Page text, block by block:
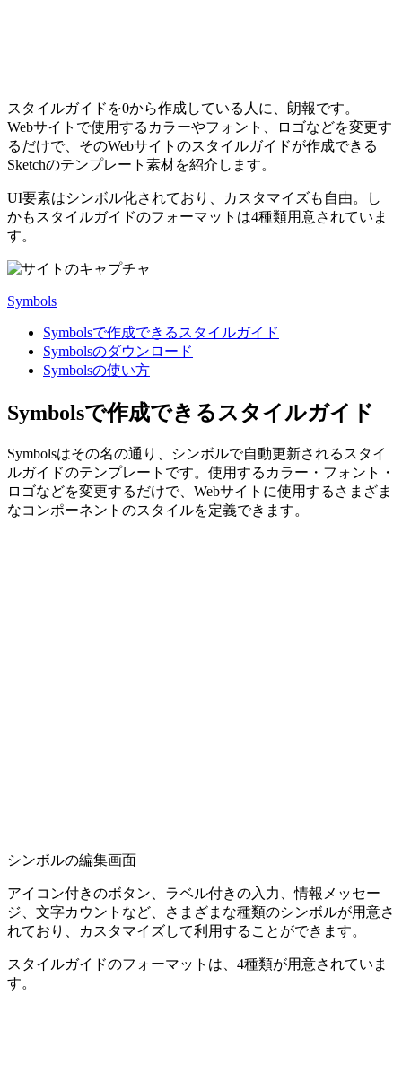
スタイルガイドを0から作成している人に、朗報です。
Webサイトで使用するカラーやフォント、ロゴなどを変更す
るだけで、そのWebサイトのスタイルガイドが作成できる
Sketchのテンプレート素材を紹介します。
UI要素はシンボル化されており、カスタマイズも自由。し
かもスタイルガイドのフォーマットは4種類用意されていま
す。
Symbols
Symbolsで作成できるスタイルガイド
Symbolsのダウンロード
Symbolsの使い方
Symbolsで作成できるスタイルガイド
Symbolsはその名の通り、シンボルで自動更新されるスタイ
ルガイドのテンプレートです。使用するカラー・フォント・
ロゴなどを変更するだけで、Webサイトに使用するさまざま
なコンポーネントのスタイルを定義できます。
シンボルの編集画面
アイコン付きのボタン、ラベル付きの入力、情報メッセー
ジ、文字カウントなど、さまざまな種類のシンボルが用意さ
れており、カスタマイズして利用することができます。
スタイルガイドのフォーマットは、4種類が用意されていま
す。